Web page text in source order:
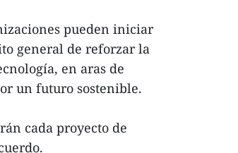
pueden iniciar
general de reforzar la
en aras de
un futuro sostenible.
cada proyecto de